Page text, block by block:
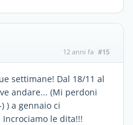
12 anni fa #15
settimane! Dal 18/11 al
andare... (Mi perdoni
) a gennaio ci
le dita!!!